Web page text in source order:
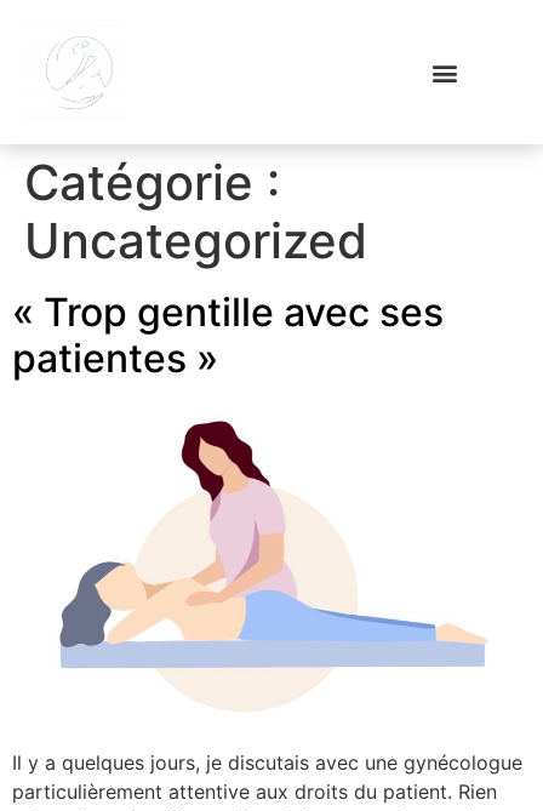
Catégorie :
Uncategorized
« Trop gentille avec ses
patientes »
Il y a quelques jours, je discutais avec une gynécologue
particulièrement attentive aux droits du patient. Rien